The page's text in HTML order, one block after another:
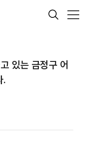
있는 금정구 어
.